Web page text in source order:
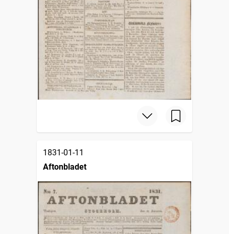
1831-01-11
Aftonbladet